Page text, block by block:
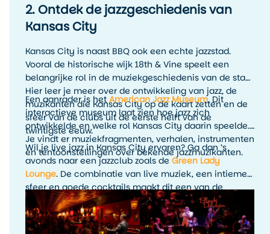
2. Ontdek de jazzgeschiedenis van
Kansas City
Kansas City is naast BBQ ook een echte jazzstad.
Vooral de historische wijk 18th & Vine speelt een
belangrijke rol in de muziekgeschiedenis van de stad.
Hier leer je meer over de ontwikkeling van jazz, de
muzikanten die Kansas City op de kaart zetten en de
sfeer van de clubs uit de eerste helft van de
twintigste eeuw.
Een aanrader is hetAmerican Jazz Museum. Dit
interactieve museum laat zien hoe jazz zich
ontwikkelde en welke rol Kansas City daarin speelde.
Je vindt er muziekfragmenten, verhalen, instrumenten
en tentoonstellingen over bekende jazzmuzikanten.
Wil je live jazz in Kansas City ervaren? Ga dan ’s
avonds naar een jazzclub zoals de Green Lady
Lounge. De combinatie van live muziek, een intieme
sfeer en goede cocktails maakt dit een van de
leukste avondactiviteiten in Kansas City. Het is
precies zo’n ervaring die je reis persoonlijker maakt
dan alleen het afvinken van bezienswaardigheden.